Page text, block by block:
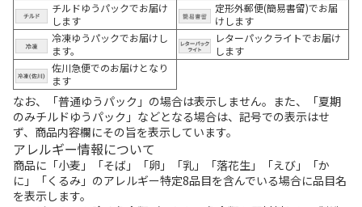
チルドゆうパックでお届け
します
定形外郵便(簡易書留)でお届
けします
冷凍ゆうパックでお届けし
ます。
レターパックライトでお届け
します
佐川急便でのお届けとなり
ます
なお、「普通ゆうパック」の場合は表示しません。また、「夏期
のみチルドゆうパック」などとなる場合は、記号での表示はせ
ず、商品内容欄にその旨を表示しています。
アレルギー情報について
商品に「小麦」「そば」「卵」「乳」「落花生」「えび」「か
に」「くるみ」のアレルギー特定8品目を含んでいる場合に品目名
を表示します。